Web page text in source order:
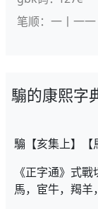
笔顺：一丨一
騸的康熙字
騸【亥集上】【
《正字通》式
馬，宦牛，羯羊